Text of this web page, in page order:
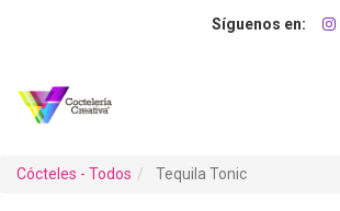
Cócteles - Todos Tequila Tonic